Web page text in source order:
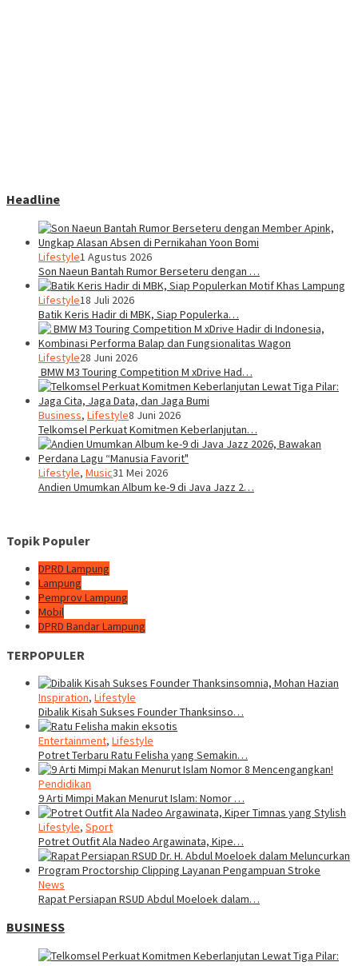
Headline
Lifestyle1 Agustus 2026
Son Naeun Bantah Rumor Berseteru dengan …
Lifestyle18 Juli 2026
Batik Keris Hadir di MBK, Siap Populerka…
Lifestyle28 Juni 2026
BMW M3 Touring Competition M xDrive Had…
Business, Lifestyle8 Juni 2026
Telkomsel Perkuat Komitmen Keberlanjutan…
Lifestyle, Music31 Mei 2026
Andien Umumkan Album ke-9 di Java Jazz 2…
Topik Populer
DPRD Lampung
Lampung
Pemprov Lampung
Mobil
DPRD Bandar Lampung
TERPOPULER
Inspiration, Lifestyle
Dibalik Kisah Sukses Founder Thanksinso…
Entertainment, Lifestyle
Potret Terbaru Ratu Felisha yang Semakin…
Pendidikan
9 Arti Mimpi Makan Menurut Islam: Nomor …
Lifestyle, Sport
Potret Outfit Ala Nadeo Argawinata, Kipe…
News
Rapat Persiapan RSUD Abdul Moeloek dalam…
BUSINESS